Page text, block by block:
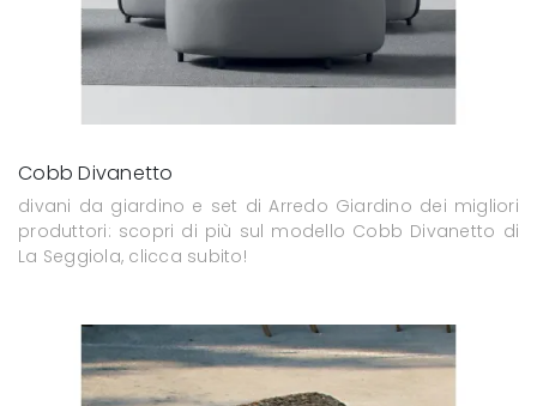
Cobb Divanetto
divani da giardino e set di Arredo Giardino dei migliori
produttori: scopri di più sul modello Cobb Divanetto di
La Seggiola, clicca subito!